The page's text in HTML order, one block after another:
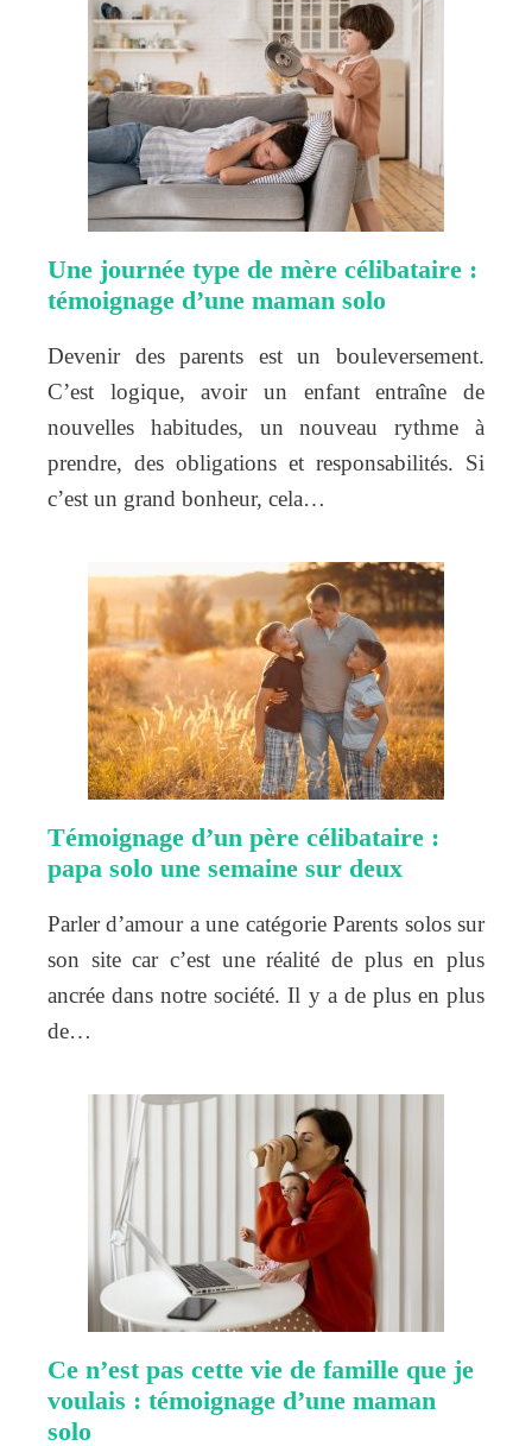
Une journée type de mère célibataire :
témoignage d’une maman solo
Devenir des parents est un bouleversement.
C’est logique, avoir un enfant entraîne de
nouvelles habitudes, un nouveau rythme à
prendre, des obligations et responsabilités. Si
c’est un grand bonheur, cela…
Témoignage d’un père célibataire :
papa solo une semaine sur deux
Parler d’amour a une catégorie Parents solos sur
son site car c’est une réalité de plus en plus
ancrée dans notre société. Il y a de plus en plus
de…
Ce n’est pas cette vie de famille que je
voulais : témoignage d’une maman
solo